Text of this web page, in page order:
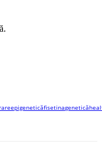
epigeneticăfisetinagenetică